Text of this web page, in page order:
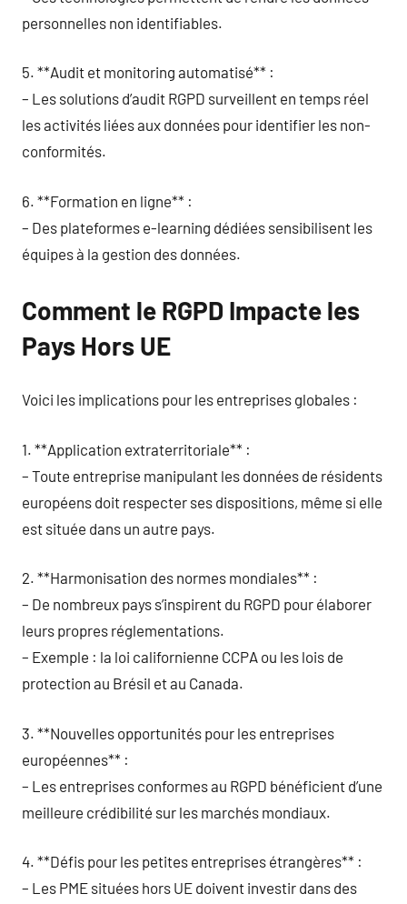
personnelles non identifiables.
5. **Audit et monitoring automatisé** :
– Les solutions d’audit RGPD surveillent en temps réel
les activités liées aux données pour identifier les non-
conformités.
6. **Formation en ligne** :
– Des plateformes e-learning dédiées sensibilisent les
équipes à la gestion des données.
Comment le RGPD Impacte les
Pays Hors UE
Voici les implications pour les entreprises globales :
1. **Application extraterritoriale** :
– Toute entreprise manipulant les données de résidents
européens doit respecter ses dispositions, même si elle
est située dans un autre pays.
2. **Harmonisation des normes mondiales** :
– De nombreux pays s’inspirent du RGPD pour élaborer
leurs propres réglementations.
– Exemple : la loi californienne CCPA ou les lois de
protection au Brésil et au Canada.
3. **Nouvelles opportunités pour les entreprises
européennes** :
– Les entreprises conformes au RGPD bénéficient d’une
meilleure crédibilité sur les marchés mondiaux.
4. **Défis pour les petites entreprises étrangères** :
– Les PME situées hors UE doivent investir dans des